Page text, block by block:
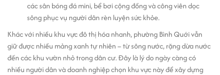
các sân bóng đá mini, bể bơi cộng đồng và công viên dọc
sông phục vụ người dân rèn luyện sức khỏe.
Khác với nhiều khu vực đô thị hóa nhanh, phường Bình Quới vẫn
giữ được nhiều mảng xanh tự nhiên – từ sông nước, rặng dừa nước
đến các khu vườn nhỏ trong dân cư. Đây là lý do ngày càng có
nhiều người dân và doanh nghiệp chọn khu vực này để xây dựng